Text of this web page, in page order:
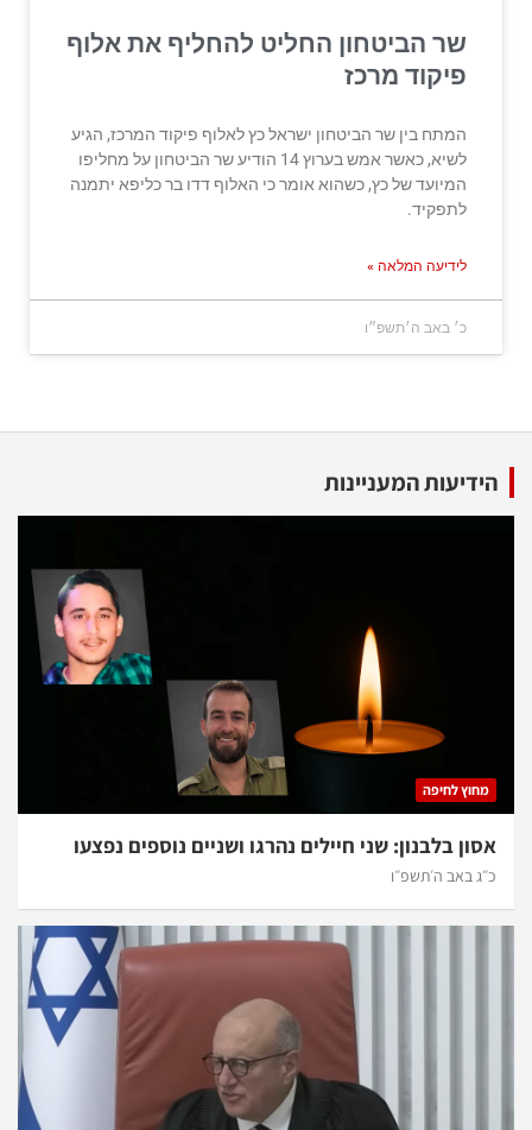
שר הביטחון החליט להחליף את אלוף
פיקוד מרכז
המתח בין שר הביטחון ישראל כץ לאלוף פיקוד המרכז, הגיע
לשיא, כאשר אמש בערוץ 14 הודיע שר הביטחון על מחליפו
המיועד של כץ, כשהוא אומר כי האלוף דדו בר כליפא יתמנה
לתפקיד.
לידיעה המלאה »
כ׳ באב ה׳תשפ״ו
הידיעות המעניינות
מחוץ לחיפה
אסון בלבנון: שני חיילים נהרגו ושניים נוספים נפצעו
כ״ג באב ה׳תשפ״ו